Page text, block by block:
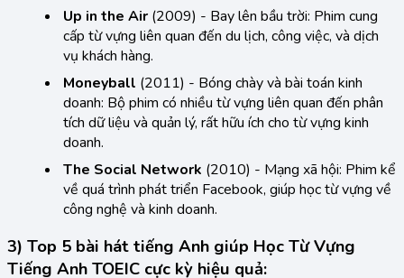
Up in the Air (2009) - Bay lên bầu trời: Phim cung
cấp từ vựng liên quan đến du lịch, công việc, và dịch
vụ khách hàng.
Moneyball (2011) - Bóng chày và bài toán kinh
doanh: Bộ phim có nhiều từ vựng liên quan đến phân
tích dữ liệu và quản lý, rất hữu ích cho từ vựng kinh
doanh.
The Social Network (2010) - Mạng xã hội: Phim kể
về quá trình phát triển Facebook, giúp học từ vựng về
công nghệ và kinh doanh.
3) Top 5 bài hát tiếng Anh giúp Học Từ Vựng
Tiếng Anh TOEIC cực kỳ hiệu quả: